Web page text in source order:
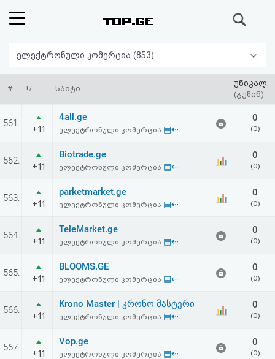
რეიტინგი
(მთავარი)
ფოსტა
პასუხი
ავტორიზაცია
რეგისტრაცია
პაროლის
აღდგენა
HTML
კოდი
ელექტრონული კომერცია (853)
# +/- საიტი
უნიკალ.
(გუშინ)
561.
+11
4all.ge
ელექტრონული კომერცია ▤⇠
0
(0)
562.
+11
Biotrade.ge
ელექტრონული კომერცია ▤⇠
0
(0)
563.
+11
parketmarket.ge
ელექტრონული კომერცია ▤⇠
0
(0)
564.
+11
TeleMarket.ge
ელექტრონული კომერცია ▤⇠
0
(0)
565.
+11
BLOOMS.GE
ელექტრონული კომერცია ▤⇠
0
(0)
566.
+11
Krono Master | კრონო მასტერი
ელექტრონული კომერცია ▤⇠
0
(0)
567.
+11
Vop.ge
ელექტრონული კომერცია ▤⇠
0
(0)